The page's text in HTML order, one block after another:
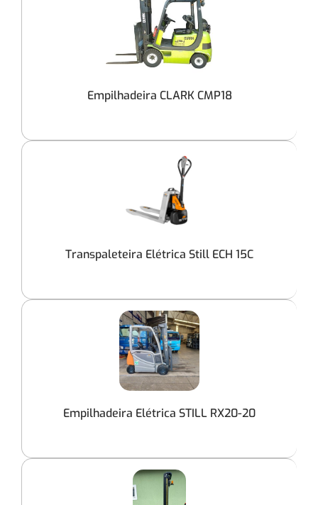
Empilhadeira CLARK CMP18
Transpaleteira Elétrica Still ECH 15C
Empilhadeira Elétrica STILL RX20-20